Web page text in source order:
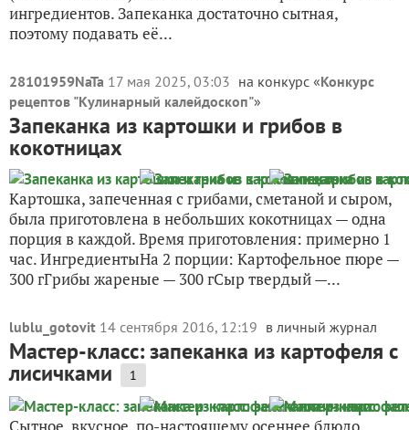
ингредиентов. Запеканка достаточно сытная,
поэтому подавать её...
28101959NaTa 17 мая 2025, 03:03 на конкурс «Конкурс
рецептов "Кулинарный калейдоскоп"»
Запеканка из картошки и грибов в
кокотницах
Картошка, запеченная с грибами, сметаной и сыром,
была приготовлена в небольших кокотницах — одна
порция в каждой. Время приготовления: примерно 1
час. ИнгредиентыНа 2 порции: Картофельное пюре —
300 гГрибы жареные — 300 гСыр твердый —...
lublu_gotovit 14 сентября 2016, 12:19 в личный журнал
Мастер-класс: запеканка из картофеля с
лисичками 1